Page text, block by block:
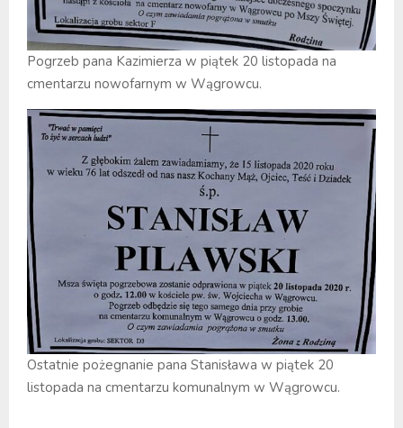
Pogrzeb pana Kazimierza w piątek 20 listopada na
cmentarzu nowofarnym w Wągrowcu.
Ostatnie pożegnanie pana Stanisława w piątek 20
listopada na cmentarzu komunalnym w Wągrowcu.